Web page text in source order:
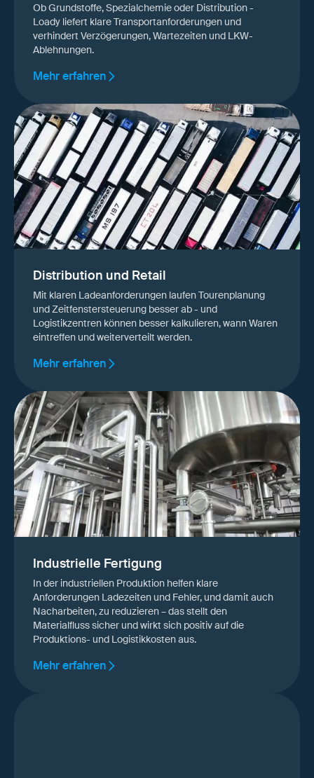
Ob Grundstoffe, Spezialchemie oder Distribution -
Loady liefert klare Transportanforderungen und
verhindert Verzögerungen, Wartezeiten und LKW-
Ablehnungen.
Mehr erfahren
Distribution und Retail
Mit klaren Ladeanforderungen laufen Tourenplanung
und Zeitfenstersteuerung besser ab - und
Logistikzentren können besser kalkulieren, wann Waren
eintreffen und weiterverteilt werden.
Mehr erfahren
Industrielle Fertigung
In der industriellen Produktion helfen klare
Anforderungen Ladezeiten und Fehler, und damit auch
Nacharbeiten, zu reduzieren – das stellt den
Materialfluss sicher und wirkt sich positiv auf die
Produktions- und Logistikkosten aus.
Mehr erfahren